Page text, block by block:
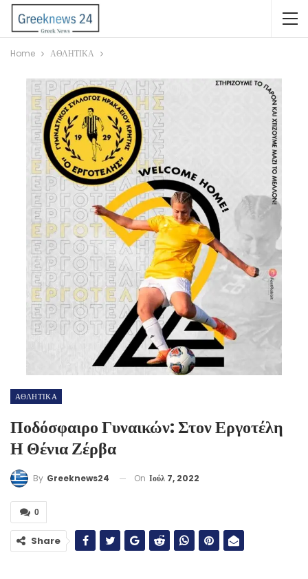
Home ΑΘΛΗΤΙΚΑ
ΑΘΛΗΤΙΚΑ
Ποδόσφαιρο Γυναικών: Στον Εργοτέλη
Η Θένια Ζέρβα
By Greeknews24 On Ιούλ 7, 2022
0
Share